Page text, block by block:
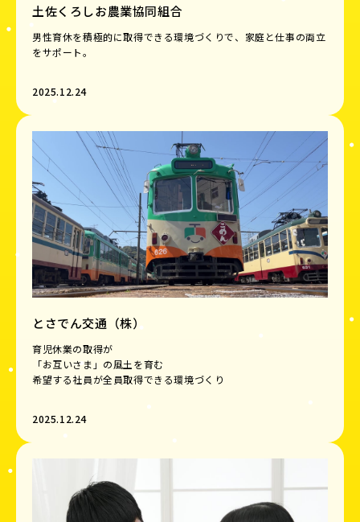
土佐くろしお農業協同組合
男性育休を積極的に取得できる環境づくりで、家庭と仕事の両立
をサポート。
2025.12.24
とさでん交通（株）
育児休業の取得が
「お互いさま」の風土を育む
希望する社員が全員取得できる環境づくり
2025.12.24